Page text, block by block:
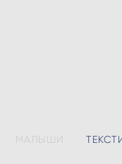
МАЛЫШИ